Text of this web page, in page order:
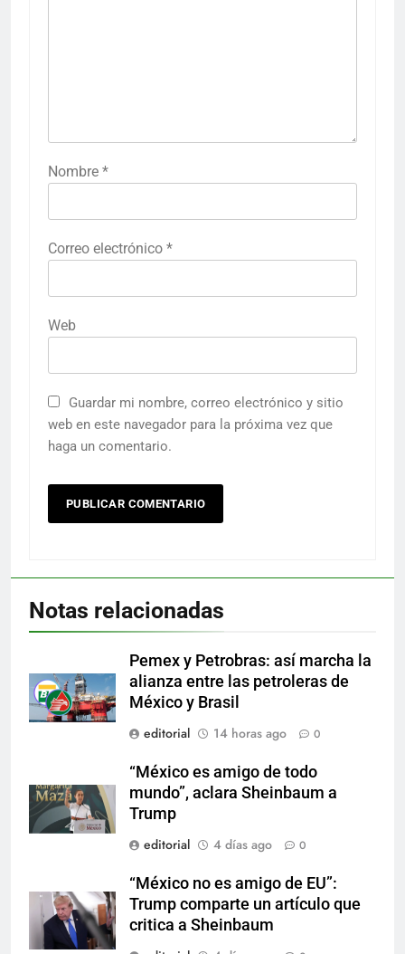
Nombre *
Correo electrónico *
Web
Guardar mi nombre, correo electrónico y sitio
web en este navegador para la próxima vez que
haga un comentario.
Notas relacionadas
Pemex y Petrobras: así marcha la
alianza entre las petroleras de
México y Brasil
editorial
14 horas ago 0
“México es amigo de todo
mundo”, aclara Sheinbaum a
Trump
editorial
4 días ago 0
“México no es amigo de EU”:
Trump comparte un artículo que
critica a Sheinbaum